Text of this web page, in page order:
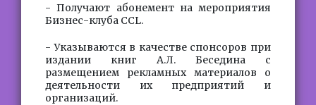
- Получают абонемент на мероприятия
Бизнес-клуба CCL.
- Указываются в качестве спонсоров при
издании книг А.Л. Беседина с
размещением рекламных материалов о
деятельности их предприятий и
организаций.